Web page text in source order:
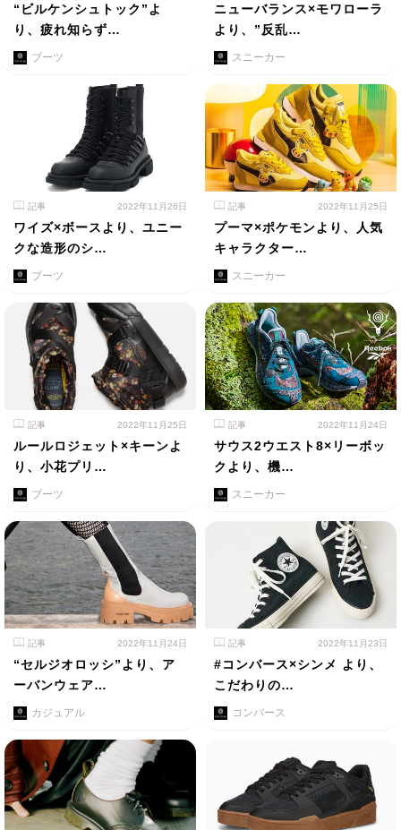
“ビルケンシュトック”よ
り、疲れ知らず…
ブーツ
ニューバランス×モワローラ
より、”反乱…
スニーカー
記事 2022年11月26日
ワイズ×ボースより、ユニー
クな造形のシ…
ブーツ
記事 2022年11月25日
プーマ×ポケモンより、人気
キャラクター…
スニーカー
記事 2022年11月25日
ルールロジェット×キーンよ
り、小花プリ…
ブーツ
記事 2022年11月24日
サウス2ウエスト8×リーボッ
クより、機…
スニーカー
記事 2022年11月24日
“セルジオロッシ”より、ア
ーバンウェア…
カジュアル
記事 2022年11月23日
#コンバース×シンメ より、
こだわりの…
コンバース